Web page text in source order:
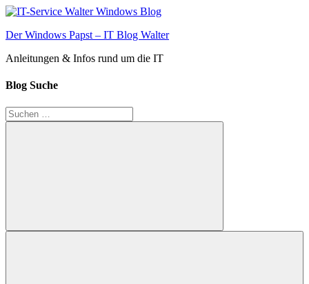
Zum
springen
Der Windows Papst – IT Blog Walter
Anleitungen & Infos rund um die IT
Blog Suche
Suchen
nach:
Suchen